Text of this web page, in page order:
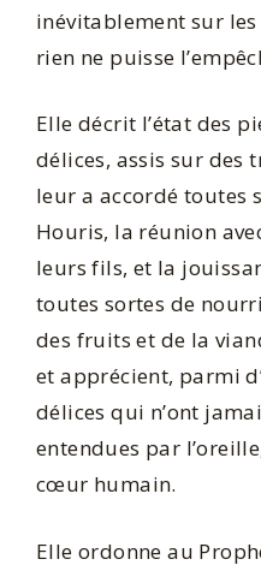
inévitablement sur
rien ne puisse
Elle décrit l’état des
délices, assis sur des
leur a accordé toutes
Houris, la réunion
leurs fils, et la
toutes sortes de
des fruits et de la
et apprécient, parmi
délices qui n’ont
entendues par
cœur humain.
Elle ordonne au